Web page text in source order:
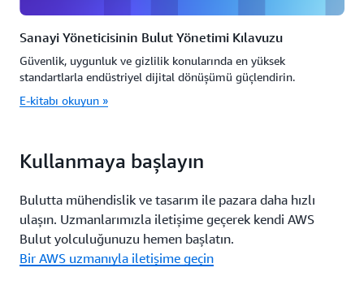
Sanayi Yöneticisinin Bulut Yönetimi Kılavuzu
Güvenlik, uygunluk ve gizlilik konularında en yüksek
standartlarla endüstriyel dijital dönüşümü güçlendirin.
E-kitabı okuyun »
Kullanmaya başlayın
Bulutta mühendislik ve tasarım ile pazara daha hızlı
ulaşın. Uzmanlarımızla iletişime geçerek kendi AWS
Bulut yolculuğunuzu hemen başlatın.
Bir AWS uzmanıyla iletişime geçin